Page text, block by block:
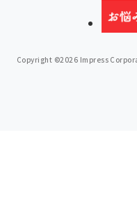
Copyright ©2026 Impress